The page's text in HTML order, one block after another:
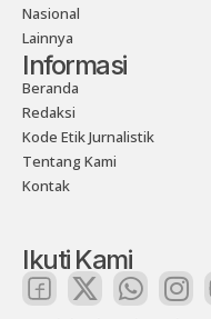
Nasional
Lainnya
Informasi
Beranda
Redaksi
Kode Etik Jurnalistik
Tentang Kami
Kontak
Ikuti Kami